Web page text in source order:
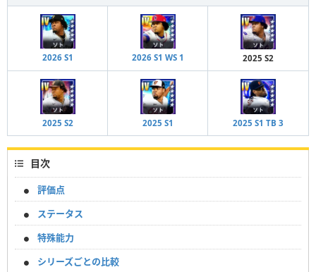
2026 S1 2026 S1 WS 1 2025 S2
2025 S2 2025 S1 2025 S1 TB 3
目次
評価点
ステータス
特殊能力
シリーズごとの比較